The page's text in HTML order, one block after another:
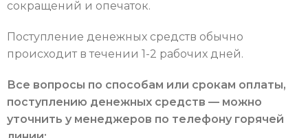
сокращений и опечаток.
Поступление денежных средств обычно
происходит в течении 1-2 рабочих дней.
Все вопросы по способам или срокам оплаты,
поступлению денежных средств — можно
уточнить у менеджеров по телефону горячей